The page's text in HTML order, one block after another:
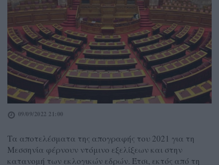
09/09/2022 21:00
Τα αποτελέσματα της απογραφής του 2021 για τη
Μεσσηνία φέρνουν ντόμινο εξελίξεων και στην
κατανομή των εκλογικών εδρών. Έτσι, εκτός από τη